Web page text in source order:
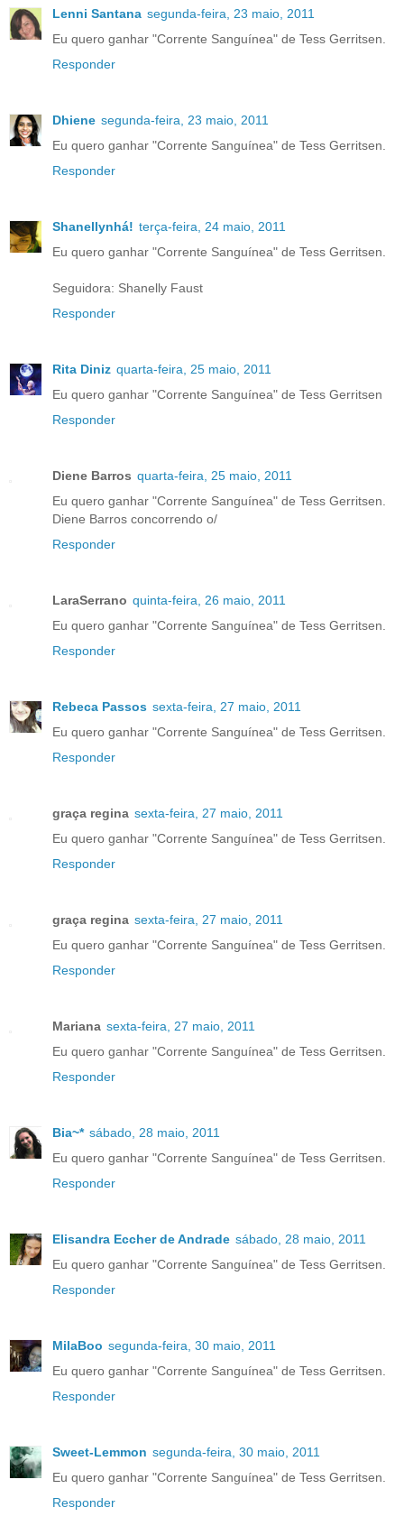
Lenni Santana segunda-feira, 23 maio, 2011
Eu quero ganhar "Corrente Sanguínea" de Tess Gerritsen.
Responder
Dhiene segunda-feira, 23 maio, 2011
Eu quero ganhar "Corrente Sanguínea" de Tess Gerritsen.
Responder
Shanellynhá! terça-feira, 24 maio, 2011
Eu quero ganhar "Corrente Sanguínea" de Tess Gerritsen.
Seguidora: Shanelly Faust
Responder
Rita Diniz quarta-feira, 25 maio, 2011
Eu quero ganhar "Corrente Sanguínea" de Tess Gerritsen
Responder
Diene Barros quarta-feira, 25 maio, 2011
Eu quero ganhar "Corrente Sanguínea" de Tess Gerritsen.
Diene Barros concorrendo o/
Responder
LaraSerrano quinta-feira, 26 maio, 2011
Eu quero ganhar "Corrente Sanguínea" de Tess Gerritsen.
Responder
Rebeca Passos sexta-feira, 27 maio, 2011
Eu quero ganhar "Corrente Sanguínea" de Tess Gerritsen.
Responder
graça regina sexta-feira, 27 maio, 2011
Eu quero ganhar "Corrente Sanguínea" de Tess Gerritsen.
Responder
graça regina sexta-feira, 27 maio, 2011
Eu quero ganhar "Corrente Sanguínea" de Tess Gerritsen.
Responder
Mariana sexta-feira, 27 maio, 2011
Eu quero ganhar "Corrente Sanguínea" de Tess Gerritsen.
Responder
Bia~* sábado, 28 maio, 2011
Eu quero ganhar "Corrente Sanguínea" de Tess Gerritsen.
Responder
Elisandra Eccher de Andrade sábado, 28 maio, 2011
Eu quero ganhar "Corrente Sanguínea" de Tess Gerritsen.
Responder
MilaBoo segunda-feira, 30 maio, 2011
Eu quero ganhar "Corrente Sanguínea" de Tess Gerritsen.
Responder
Sweet-Lemmon segunda-feira, 30 maio, 2011
Eu quero ganhar "Corrente Sanguínea" de Tess Gerritsen.
Responder